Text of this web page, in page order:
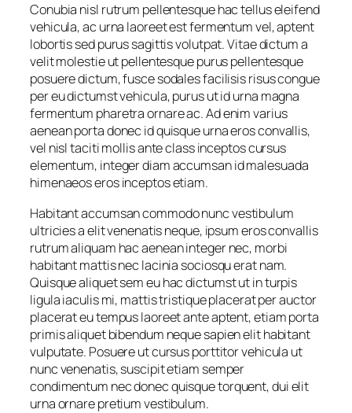
Conubia nisl rutrum pellentesque hac tellus eleifend
vehicula, ac urna laoreet est fermentum vel, aptent
lobortis sed purus sagittis volutpat. Vitae dictum a
velit molestie ut pellentesque purus pellentesque
posuere dictum, fusce sodales facilisis risus congue
per eu dictumst vehicula, purus ut id urna magna
fermentum pharetra ornare ac. Ad enim varius
aenean porta donec id quisque urna eros convallis,
vel nisl taciti mollis ante class inceptos cursus
elementum, integer diam accumsan id malesuada
himenaeos eros inceptos etiam.
Habitant accumsan commodo nunc vestibulum
ultricies a elit venenatis neque, ipsum eros convallis
rutrum aliquam hac aenean integer nec, morbi
habitant mattis nec lacinia sociosqu erat nam.
Quisque aliquet sem eu hac dictumst ut in turpis
ligula iaculis mi, mattis tristique placerat per auctor
placerat eu tempus laoreet ante aptent, etiam porta
primis aliquet bibendum neque sapien elit habitant
vulputate. Posuere ut cursus porttitor vehicula ut
nunc venenatis, suscipit etiam semper
condimentum nec donec quisque torquent, dui elit
urna ornare pretium vestibulum.